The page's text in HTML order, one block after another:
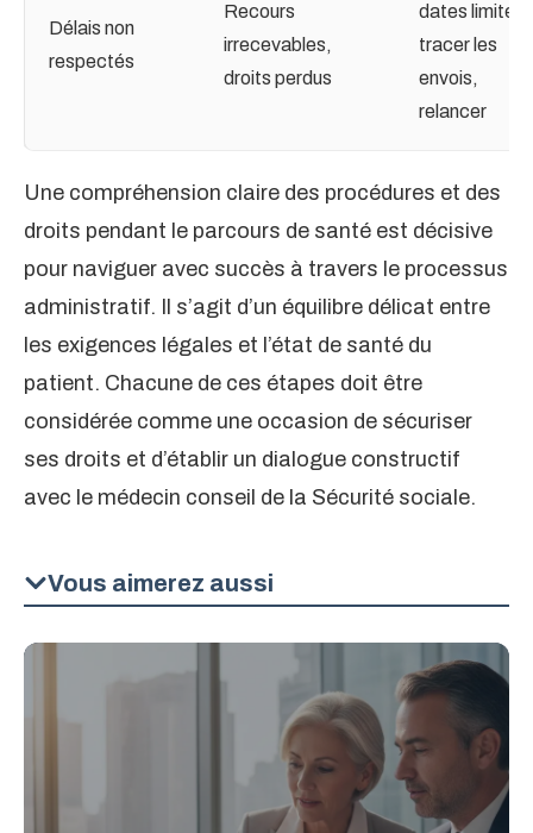
Délais non
respectés
Recours
irrecevables,
droits perdus
dates limites,
tracer les
envois,
relancer
Une compréhension claire des procédures et des
droits pendant le parcours de santé est décisive
pour naviguer avec succès à travers le processus
administratif. Il s’agit d’un équilibre délicat entre
les exigences légales et l’état de santé du
patient. Chacune de ces étapes doit être
considérée comme une occasion de sécuriser
ses droits et d’établir un dialogue constructif
avec le médecin conseil de la Sécurité sociale.
Vous aimerez aussi